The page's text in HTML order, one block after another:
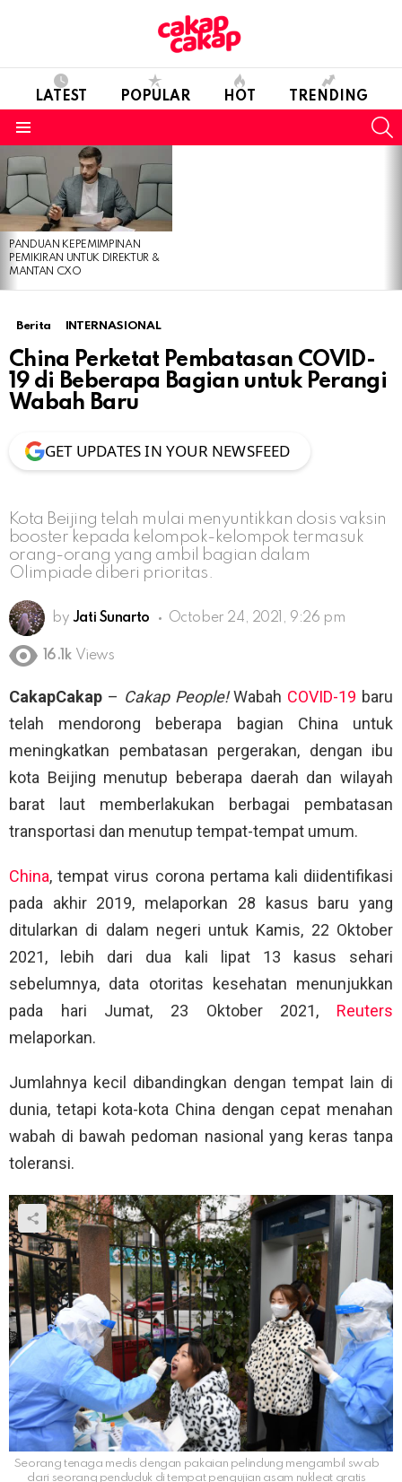
LATEST POPULAR HOT TRENDING
LATEST
STORIES
PANDUAN KEPEMIMPINAN
PEMIKIRAN UNTUK DIREKTUR &
MANTAN CXO
Berita INTERNASIONAL
China Perketat Pembatasan COVID-
19 di Beberapa Bagian untuk Perangi
Wabah Baru
GET UPDATES IN YOUR NEWSFEED
Kota Beijing telah mulai menyuntikkan dosis vaksin
booster kepada kelompok-kelompok termasuk
orang-orang yang ambil bagian dalam
Olimpiade diberi prioritas.
by Jati Sunarto October 24, 2021, 9:26 pm
16.1k Views
CakapCakap – Cakap People!Wabah COVID-19 baru
telah mendorong beberapa bagian China untuk
meningkatkan pembatasan pergerakan, dengan ibu
kota Beijing menutup beberapa daerah dan wilayah
barat laut memberlakukan berbagai pembatasan
transportasi dan menutup tempat-tempat umum.
China, tempat virus corona pertama kali diidentifikasi
pada akhir 2019, melaporkan 28 kasus baru yang
ditularkan di dalam negeri untuk Kamis, 22 Oktober
2021, lebih dari dua kali lipat 13 kasus sehari
sebelumnya, data otoritas kesehatan menunjukkan
pada hari Jumat, 23 Oktober 2021, Reuters
melaporkan.
Jumlahnya kecil dibandingkan dengan tempat lain di
dunia, tetapi kota-kota China dengan cepat menahan
wabah di bawah pedoman nasional yang keras tanpa
toleransi.
Seorang tenaga medis dengan pakaian pelindung mengambil swab
dari seorang penduduk di tempat pengujian asam nukleat gratis